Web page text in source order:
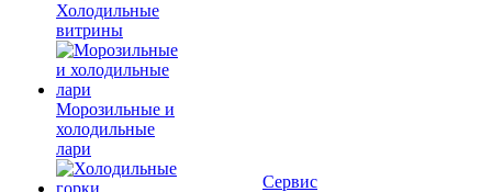
Холодильные
витрины
Морозильные и
холодильные
лари
Сервис